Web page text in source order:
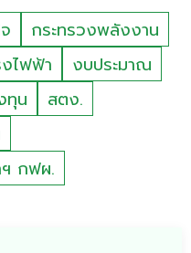
กระทรวงพลังงาน
งไฟฟ้า
งบประมาณ
ทุน
สตง.
กฟผ.